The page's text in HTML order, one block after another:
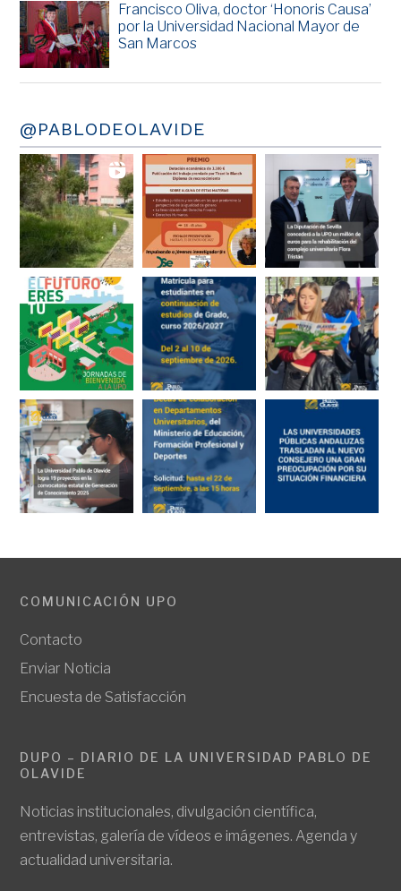
Francisco Oliva, doctor ‘Honoris Causa’
por la Universidad Nacional Mayor de
San Marcos
@PABLODEOLAVIDE
COMUNICACIÓN UPO
Contacto
Enviar Noticia
Encuesta de Satisfacción
DUPO – DIARIO DE LA UNIVERSIDAD PABLO DE
OLAVIDE
Noticias institucionales, divulgación científica,
entrevistas, galería de vídeos e imágenes. Agenda y
actualidad universitaria.